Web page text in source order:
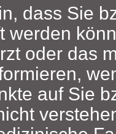
dass Sie
werden
oder das
auf Sie